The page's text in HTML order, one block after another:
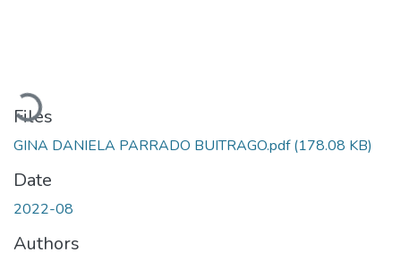
Loading...
Files
GINA DANIELA PARRADO BUITRAGO.pdf(178.08 KB)
Date
2022-08
Authors